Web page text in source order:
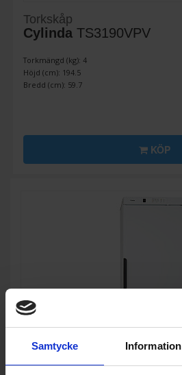
Samtycke Information
Torkskåp
Cylinda TS3190VPV
Torkmängd (kg): 4
Höjd (cm): 194.5
Bredd (cm): 59.7
KÖP